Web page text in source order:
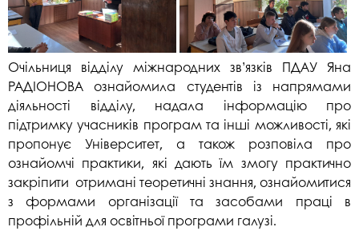
Очільниця відділу міжнародних зв’язків ПДАУ Яна
РАДІОНОВА ознайомила студентів із напрямами
діяльності відділу, надала інформацію про
підтримку учасників програм та інші можливості, які
пропонує Університет, а також розповіла про
ознайомчі практики, які дають їм змогу практично
закріпити отримані теоретичні знання, ознайомитися
з формами організації та засобами праці в
профільній для освітньої програми галузі.